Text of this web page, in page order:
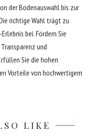
der Bodenauswahl bis zur
richtige Wahl trägt zu
bei. Fördern Sie
und
Sie die hohen
Vorteile von hochwertigem
LIKE